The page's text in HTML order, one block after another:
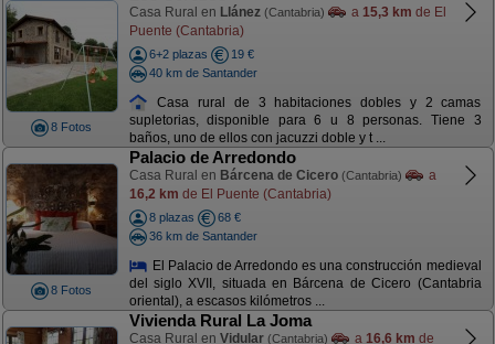
8 Fotos
Casa Rural en Llánez (Cantabria) a 15,3 km de El
Puente (Cantabria)
6+2 plazas
19 €
40 km de Santander
Casa rural de 3 habitaciones dobles y 2 camas
supletorias, disponible para 6 u 8 personas. Tiene 3
baños, uno de ellos con jacuzzi doble y t ...
8 Fotos
Palacio de Arredondo
Casa Rural en Bárcena de Cicero (Cantabria)
a
16,2 km de El Puente (Cantabria)
8 plazas
68 €
36 km de Santander
El Palacio de Arredondo es una construcción medieval
del siglo XVII, situada en Bárcena de Cicero (Cantabria
oriental), a escasos kilómetros ...
Vivienda Rural La Joma
Casa Rural en Vidular (Cantabria) a 16,6 km de